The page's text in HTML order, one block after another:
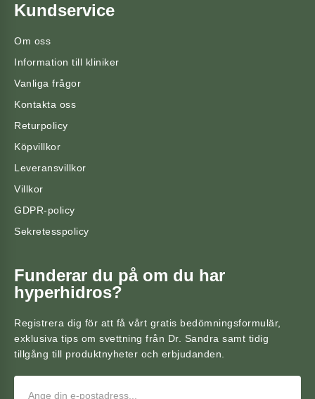
Kundservice
Om oss
Information till kliniker
Vanliga frågor
Kontakta oss
Returpolicy
Köpvillkor
Leveransvillkor
Villkor
GDPR-policy
Sekretesspolicy
Funderar du på om du har
hyperhidros?
Registrera dig för att få vårt gratis bedömningsformulär,
exklusiva tips om svettning från Dr. Sandra samt tidig
tillgång till produktnyheter och erbjudanden.